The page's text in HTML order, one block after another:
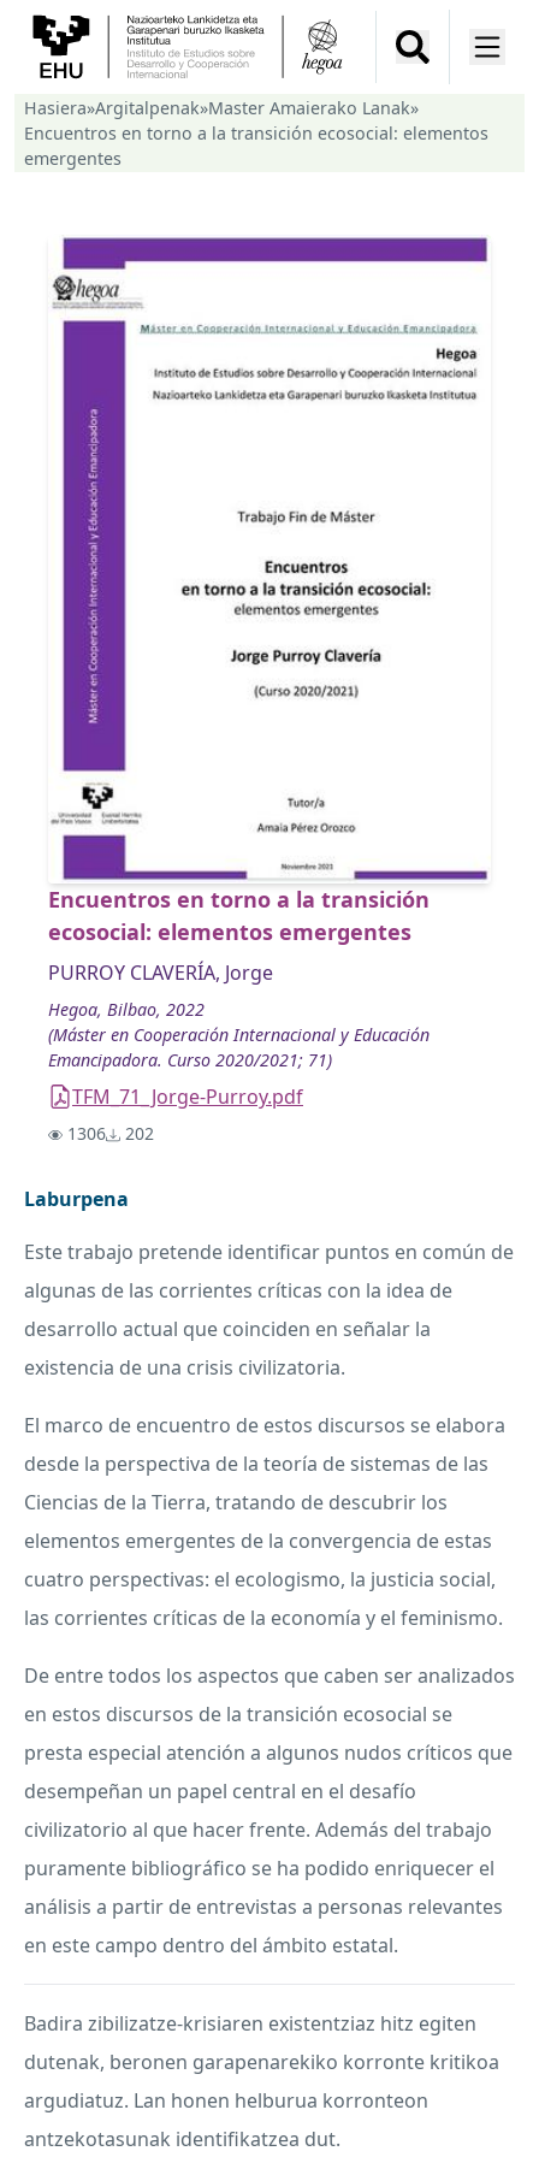
Hasiera»Argitalpenak»Master Amaierako Lanak»
Encuentros en torno a la transición ecosocial: elementos
emergentes
Encuentros en torno a la transición
ecosocial: elementos emergentes
PURROY CLAVERÍA, Jorge
Hegoa, Bilbao, 2022
(Máster en Cooperación Internacional y Educación
Emancipadora. Curso 2020/2021; 71)
TFM_71_Jorge-Purroy.pdf
1306 202
Laburpena
Este trabajo pretende identificar puntos en común de
algunas de las corrientes críticas con la idea de
desarrollo actual que coinciden en señalar la
existencia de una crisis civilizatoria.
El marco de encuentro de estos discursos se elabora
desde la perspectiva de la teoría de sistemas de las
Ciencias de la Tierra, tratando de descubrir los
elementos emergentes de la convergencia de estas
cuatro perspectivas: el ecologismo, la justicia social,
las corrientes críticas de la economía y el feminismo.
De entre todos los aspectos que caben ser analizados
en estos discursos de la transición ecosocial se
presta especial atención a algunos nudos críticos que
desempeñan un papel central en el desafío
civilizatorio al que hacer frente. Además del trabajo
puramente bibliográfico se ha podido enriquecer el
análisis a partir de entrevistas a personas relevantes
en este campo dentro del ámbito estatal.
Badira zibilizatze-krisiaren existentziaz hitz egiten
dutenak, beronen garapenarekiko korronte kritikoa
argudiatuz. Lan honen helburua korronteon
antzekotasunak identifikatzea dut.